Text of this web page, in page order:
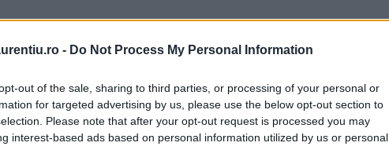
- Do Not Process My Personal Information
out of the sale, sharing to third parties, or processing of your personal or
for targeted advertising by us, please use the below opt-out section to
Please note that after your opt-out request is processed you may
interest-based ads based on personal information utilized by us or personal